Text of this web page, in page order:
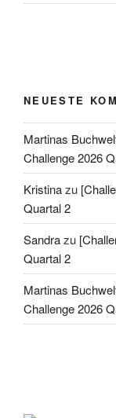
NEUESTE
Martinas
Challenge 2026
Kristinazu
Quartal 2
Sandrazu
Quartal 2
Martinas
Challenge 2026